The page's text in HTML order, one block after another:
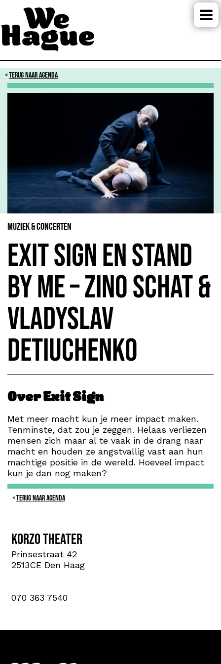
TERUG NAAR AGENDA
Muziek & Concerten
Exit sign en stand
by me – Zino Schat &
Vladyslav
Detiuchenko
Over Exit Sign
Met meer macht kun je meer impact maken.
Tenminste, dat zou je zeggen. Helaas verliezen
mensen zich maar al te vaak in de drang naar
macht en houden ze angstvallig vast aan hun
machtige positie in de wereld. Hoeveel impact
kun je dan nog maken?
TERUG NAAR AGENDA
Korzo theater
Prinsestraat 42
2513CE Den Haag
070 363 7540